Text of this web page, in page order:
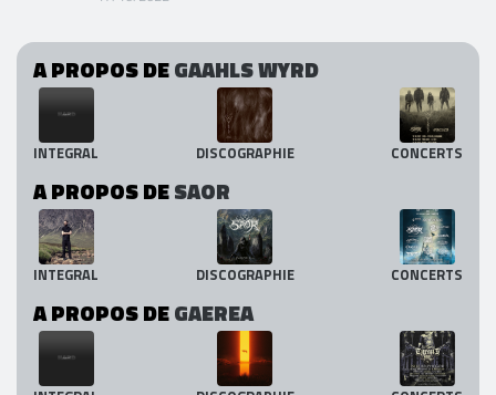
A PROPOS DEGAAHLS WYRD
INTEGRAL DISCOGRAPHIE CONCERTS
A PROPOS DESAOR
INTEGRAL DISCOGRAPHIE CONCERTS
A PROPOS DEGAEREA